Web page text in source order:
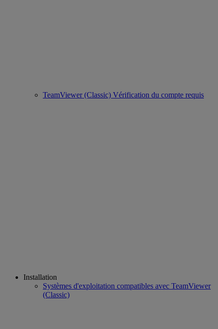
TeamViewer (Classic) Vérification du compte requis
Installation
Systèmes d'exploitation compatibles avec TeamViewer
(Classic)